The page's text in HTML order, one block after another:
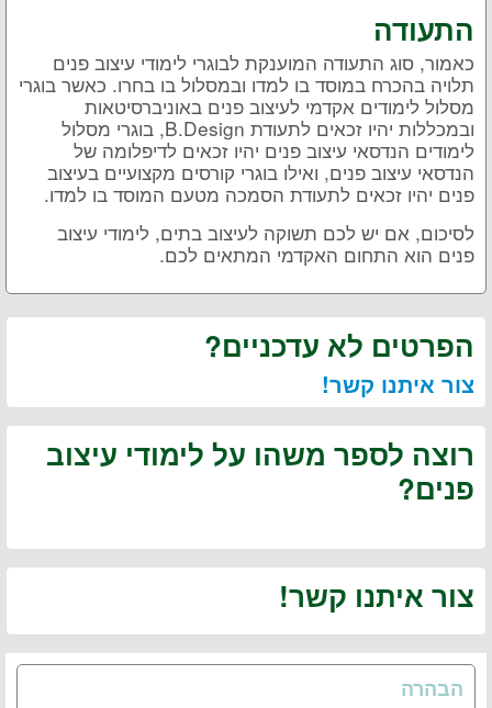
התעודה
כאמור, סוג התעודה המוענקת לבוגרי לימודי עיצוב פנים
תלויה בהכרח במוסד בו למדו ובמסלול בו בחרו. כאשר בוגרי
מסלול לימודים אקדמי לעיצוב פנים באוניברסיטאות
ובמכללות יהיו זכאים לתעודת B.Design, בוגרי מסלול
לימודים הנדסאי עיצוב פנים יהיו זכאים לדיפלומה של
הנדסאי עיצוב פנים, ואילו בוגרי קורסים מקצועיים בעיצוב
פנים יהיו זכאים לתעודת הסמכה מטעם המוסד בו למדו.
לסיכום, אם יש לכם תשוקה לעיצוב בתים, לימודי עיצוב
פנים הוא התחום האקדמי המתאים לכם.
הפרטים לא עדכניים?
צור איתנו קשר!
רוצה לספר משהו על לימודי עיצוב
פנים?
צור איתנו קשר!
הבהרה